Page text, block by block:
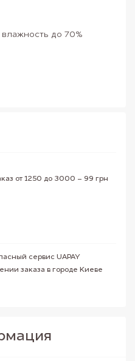
до 70%
от 1250 до 3000 – 99 грн
сервис UAPAY
заказа в городе Киеве